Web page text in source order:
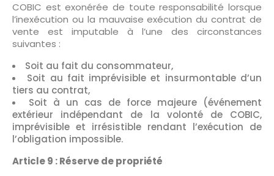
COBIC est exonérée de toute responsabilité lorsque
l’inexécution ou la mauvaise exécution du contrat de
vente est imputable à l’une des circonstances
suivantes :
Soit au fait du consommateur,
Soit au fait imprévisible et insurmontable d’un
tiers au contrat,
Soit à un cas de force majeure (événement
extérieur indépendant de la volonté de COBIC,
imprévisible et irrésistible rendant l’exécution de
l’obligation impossible.
Article 9 : Réserve de propriété